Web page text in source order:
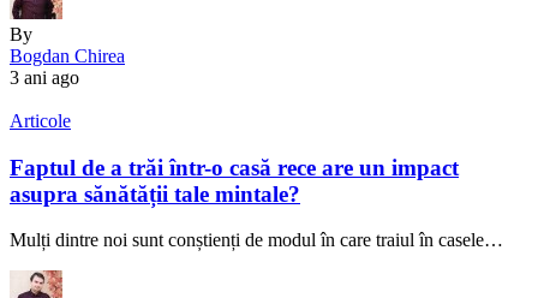
By
Bogdan Chirea
3 ani ago
Articole
Faptul de a trăi într-o casă rece are un impact
asupra sănătății tale mintale?
Mulți dintre noi sunt conștienți de modul în care traiul în casele…